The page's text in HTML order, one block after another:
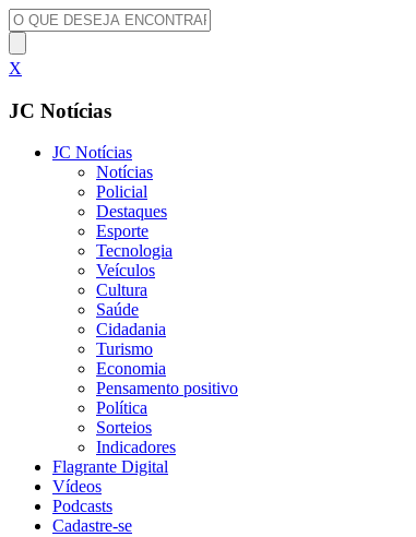
X
JC Notícias
JC Notícias
Notícias
Policial
Destaques
Esporte
Tecnologia
Veículos
Cultura
Saúde
Cidadania
Turismo
Economia
Pensamento positivo
Política
Sorteios
Indicadores
Flagrante Digital
Vídeos
Podcasts
Cadastre-se